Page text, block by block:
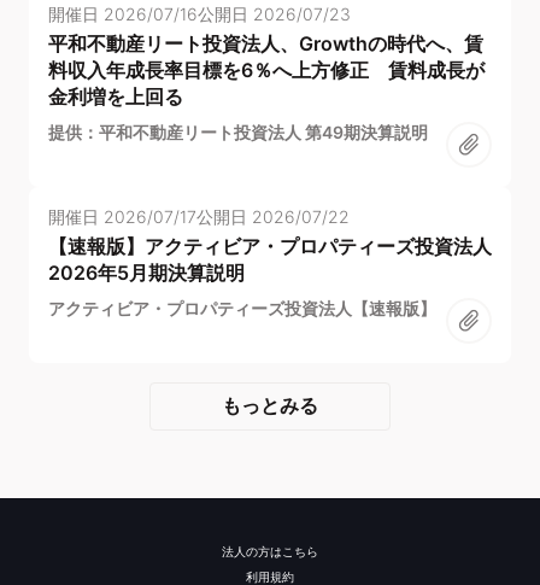
開催日 2026/07/16公開日 2026/07/23
平和不動産リート投資法人、Growthの時代へ、賃
料収入年成長率目標を6％へ上方修正 賃料成長が
金利増を上回る
提供：平和不動産リート投資法人 第49期決算説明
開催日 2026/07/17公開日 2026/07/22
【速報版】アクティビア・プロパティーズ投資法人
2026年5月期決算説明
アクティビア・プロパティーズ投資法人【速報版】
もっとみる
法人の方はこちら
利用規約